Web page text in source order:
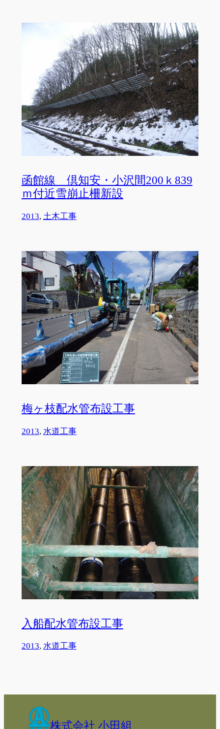
函館線 倶知安・小沢間200ｋ839
ｍ付近雪崩止柵新設
2013, 土木工事
梅ヶ枝配水管布設工事
2013, 水道工事
入船配水管布設工事
2013, 水道工事
株式会社 小田組